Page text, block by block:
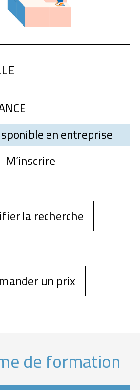
en entreprise
M’inscrire
la recherche
un prix
de formation